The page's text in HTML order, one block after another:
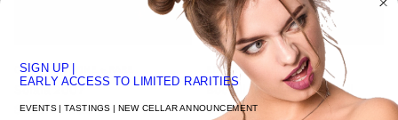
CHAPTER 4 | FINE + RARE
Solaia 2007
定価
$410.00 USD
EDITOR'S COLLECTION
Bocelli, Toscana, Terre di
Sandro, Rosso 2002
SIGN UP |
EARLY ACCESS TO LIMITED RARITIES
EVENTS | TASTINGS | NEW CELLAR ANNOUNCEMENT